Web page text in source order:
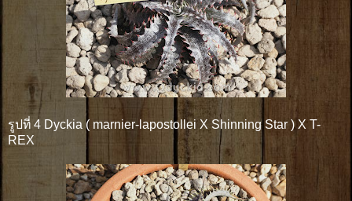
รูปที่ 4 Dyckia ( marnier-lapostollei X Shinning Star ) X T-
REX